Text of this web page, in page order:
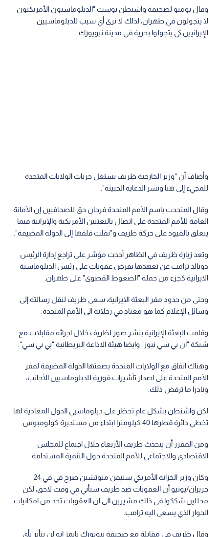
وقال بومبو لصحيفة واشنطن بوست "الدبلوماسيون الأمريكيون
لا يتجولون في طهران، لذلك لا نرى أي سبب للدبلوماسيين
الإيرانيين كي يتجولوا بحرية في مدينة نيويورك".
وأضاف أن "وزير الخارجية ظريف يستغل حريات الولايات المتحدة
للمجيء إلى هنا ونشر الدعاية الخبيثة".
وقال المتحدث باسم الأمم المتحدة فرحان حق للصحافيين إن الأمانة
العامة للأمم المتحدة على اتصال بالبعثتين الأمربكية والإيرانية فيما
يتعلق بالقيود على حركة ظريف و"نقلت قلقها إلى الدولة المضيفة".
وتعد زيارة ظريف في الظاهر أحدث مؤشر على تراجع إدارة الرئيس
دونالد ترامب عن تعهدها بفرض عقوبات على رئيس الدبلوماسية
الايرانية كجزء من حملة "الضغوط القصوى" على طهران.
وحتى من حدود مقر البعثة الايرانية، سعى ظريف لنقل رسالته إلى
وسائل الإعلام كما هو معتاد في رحلاته الى الأمم المتحدة.
وقامت البعثة الإيرانية بنشر صور لظريف خلال اجرائه مقابلات مع
شبكة "ان بي سي نيوز" وايضا هيئة الاذاعة البريطانية "بي بي سي".
وهناك اتفاق مع الولايات المتحدة بصفتها الدولة المضيفة لمقر
الأمم المتحدة على اصدار تأشيرات فورية للدبلوماسيين الأجانب،
ونادرا ما ترفض ذلك.
لكن واشنطن بشكل عام تحظر على دبلوماسيي الدول المعادية لها
تخطي دائرة قطرها 40 كيلومترا ابتداء من مستديرة كولومبوس.
ومن المقرر أن يتحدث ظريف الأربعاء خلال اجتماع للمجلس
الاقتصادي والاجتماعي للأمم المتحدة حول التنمية المستدامة.
وكان وزير الخزانة الأمربكي ستيفن منوتشين صرح في في 24
حزيران/يونيو أن العقوبات ضد ظريف ستأتي في وقت لاحق، لكن
محللين شككوا في ذلك مشيرين الى ان العقوبات تحد من امكانيات
الحوار الذي يسعى اليه ترامب.
وقال ظريف في مقابلة مع صحيفة نيويورك تايمز إنه لن يتأثر بأي